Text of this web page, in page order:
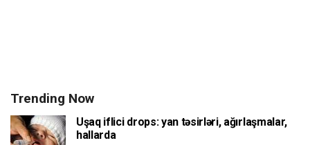
Trending Now
Uşaq iflici drops: yan təsirləri, ağırlaşmalar,
hallarda